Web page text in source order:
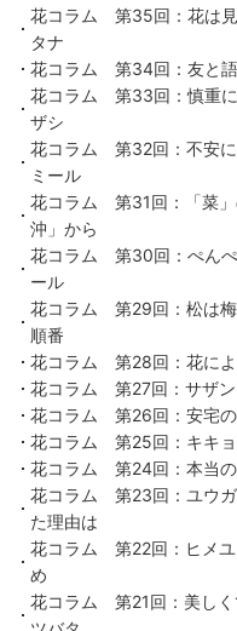
花コラム 第35回：花は
タナ
花コラム 第34回：友と
花コラム 第33回：慎重
ザシ
花コラム 第32回：不安に
ミール
花コラム 第31回：「菜」
沖」から
花コラム 第30回：ぺん
ール
花コラム 第29回：松は梅
順番
花コラム 第28回：花によ
花コラム 第27回：サザン
花コラム 第26回：安宅の
花コラム 第25回：キキョ
花コラム 第24回：本当の
花コラム 第23回：ユウガ
た理由は
花コラム 第22回：ヒメユ
め
花コラム 第21回：美しく